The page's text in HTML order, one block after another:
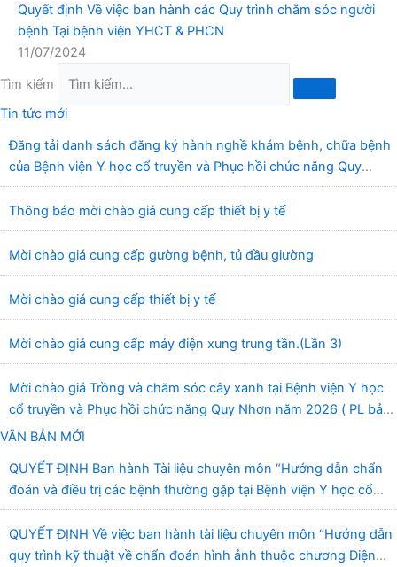
Quyết định Về việc ban hành các Quy trình chăm sóc người
bệnh Tại bệnh viện YHCT & PHCN
11/07/2024
Tìm kiếm
Tin tức mới
Đăng tải danh sách đăng ký hành nghề khám bệnh, chữa bệnh
của Bệnh viện Y học cổ truyền và Phục hồi chức năng Quy
Nhơn (22/6/2026)
Thông báo mời chào giá cung cấp thiết bị y tế
Mời chào giá cung cấp gường bệnh, tủ đầu giường
Mời chào giá cung cấp thiết bị y tế
Mời chào giá cung cấp máy điện xung trung tần.(Lần 3)
Mời chào giá Trồng và chăm sóc cây xanh tại Bệnh viện Y học
cổ truyền và Phục hồi chức năng Quy Nhơn năm 2026 ( PL bản
Danh mục hàng hóa, mẫu báo giá kèm theo)
VĂN BẢN MỚI
QUYẾT ĐỊNH Ban hành Tài liệu chuyên môn “Hướng dẫn chẩn
đoán và điều trị các bệnh thường gặp tại Bệnh viện Y học cổ
truyền và Phục hồi chức năng Quy Nhơn”
QUYẾT ĐỊNH Về việc ban hành tài liệu chuyên môn “Hướng dẫn
quy trình kỹ thuật về chẩn đoán hình ảnh thuộc chương Điện